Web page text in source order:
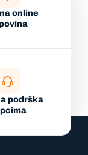
online
podrška